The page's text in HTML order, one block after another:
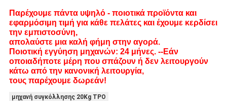
Παρέχουμε πάντα υψηλό - ποιοτικά προϊόντα και
εφαρμόσιμη τιμή για κάθε πελάτες και έχουμε κερδίσει
την εμπιστοσύνη,
απολαύστε μια καλή φήμη στην αγορά.
Ποιοτική εγγύηση μηχανών: 24 μήνες. --Εάν
οποιαδήποτε μέρη που σπάζουν ή δεν λειτουργούν
κάτω από την κανονική λειτουργία,
τους παρέχουμε δωρεάν!
μηχανή συγκόλλησης 20Kg TPO